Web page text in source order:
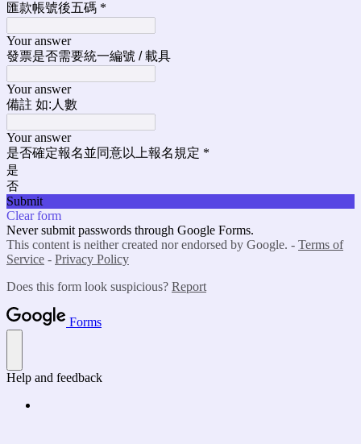
匯款帳號後五碼 *
Your answer
發票是否需要統一編號 / 載具
Your answer
備註 如:人數
Your answer
是否確定報名並同意以上報名規定 *
是
否
Submit
Clear form
Never submit passwords through Google Forms.
This content is neither created nor endorsed by Google. - Terms of
Service - Privacy Policy
Does this form look suspicious? Report
Forms
Help and feedback